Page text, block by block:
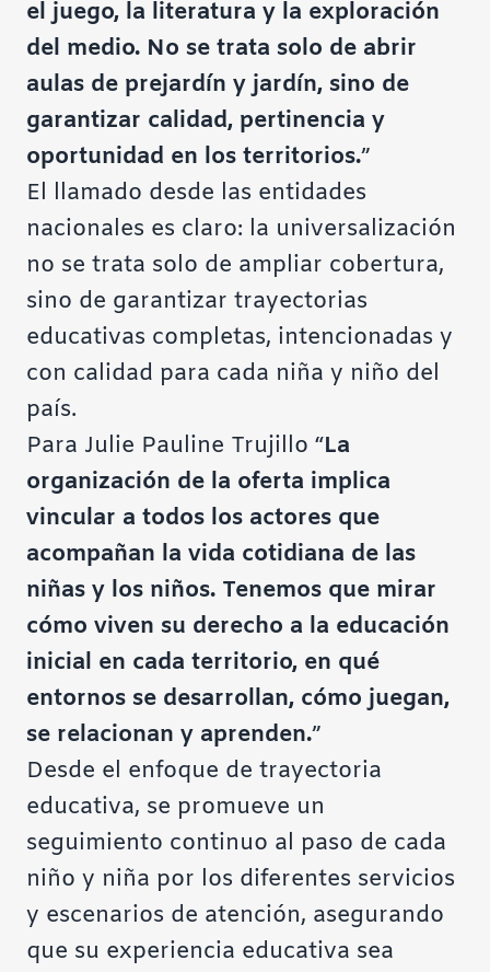
el juego, la literatura y la exploración
del medio. No se trata solo de abrir
aulas de prejardín y jardín, sino de
garantizar calidad, pertinencia y
oportunidad en los territorios.”
El llamado desde las entidades
nacionales es claro: la universalización
no se trata solo de ampliar cobertura,
sino de garantizar trayectorias
educativas completas, intencionadas y
con calidad para cada niña y niño del
país.
Para Julie Pauline Trujillo “La
organización de la oferta implica
vincular a todos los actores que
acompañan la vida cotidiana de las
niñas y los niños. Tenemos que mirar
cómo viven su derecho a la educación
inicial en cada territorio, en qué
entornos se desarrollan, cómo juegan,
se relacionan y aprenden.”
Desde el enfoque de trayectoria
educativa, se promueve un
seguimiento continuo al paso de cada
niño y niña por los diferentes servicios
y escenarios de atención, asegurando
que su experiencia educativa sea